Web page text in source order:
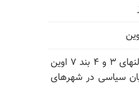
حمله گارد زندان به سالنهای ۳ و ۴ بند ۷ اوین
سیاسی در شهرهای